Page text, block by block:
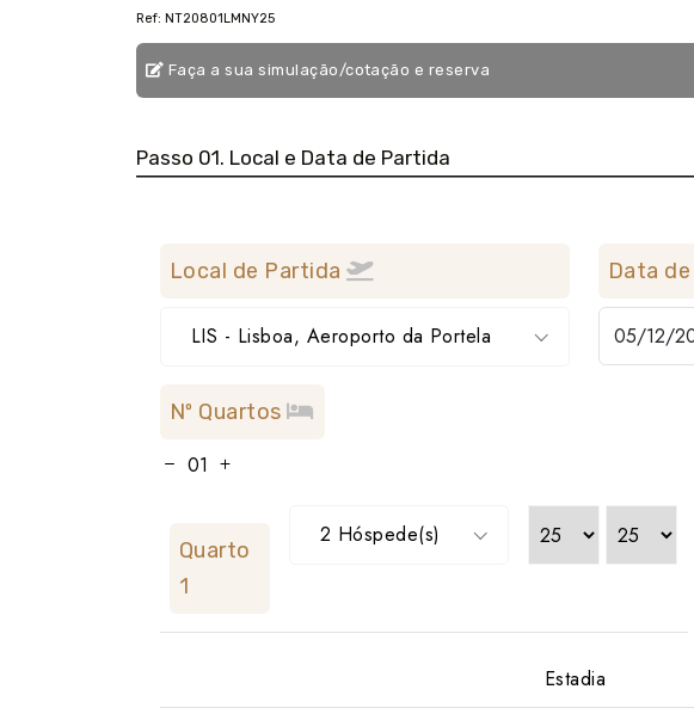
Ref: NT20801LMNY25
Faça a sua simulação/cotação e reserva
Passo 01. Local e Data de Partida
Local de Partida
LIS - Lisboa, Aeroporto da Portela
Data
Nº Quartos
Quarto
1
2 Hóspede(s)
Estadia